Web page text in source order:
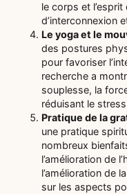
le corps et
d’interconnexion
Le yoga et le
des postures
pour favoriser
recherche a
souplesse, la
réduisant le
Pratique de la
une pratique
nombreux
l’amélioration de
l’amélioration de
sur les aspects